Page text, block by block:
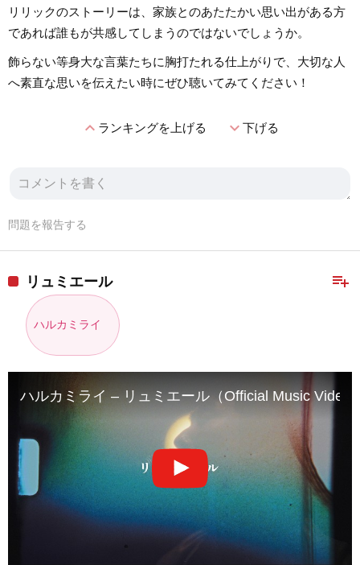
リリックのストーリーは、家族とのあたたかい思い出がある方
であれば誰もが共感してしまうのではないでしょうか。
飾らない等身大な言葉たちに胸打たれる仕上がりで、大切な人
へ素直な思いを伝えたい時にぜひ聴いてみてください！
expand_lessランキングを上げる expand_more下げる
問題を報告する
playlist_add
リュミエール
ハルカミライ
ハルカミライ – リュミエール（Official Music Video